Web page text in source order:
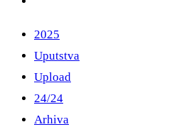
2025
Uputstva
Upload
24/24
Arhiva